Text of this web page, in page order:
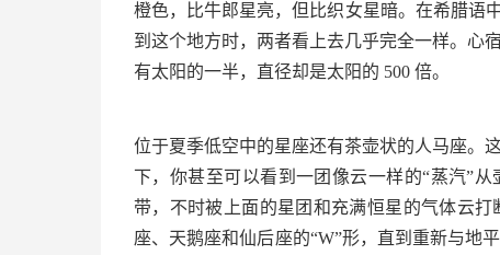
橙色，比牛郎星亮，但比织女星暗。在希腊语
到这个地方时，两者看上去几乎完全一样。心
有太阳的一半，直径却是太阳的 500 倍。
位于夏季低空中的星座还有茶壶状的人马座。
下，你甚至可以看到一团像云一样的“蒸汽”
带，不时被上面的星团和充满恒星的气体云
座、天鹅座和仙后座的“W”形，直到重新与地